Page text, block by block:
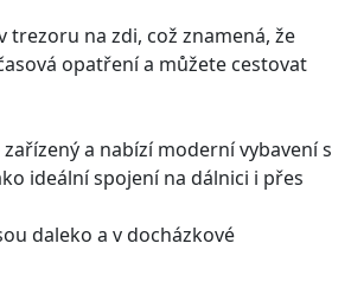
trezoru na zdi, což znamená, že
opatření a můžete cestovat
a nabízí moderní vybavení s
ideální spojení na dálnici i přes
daleko a v docházkové